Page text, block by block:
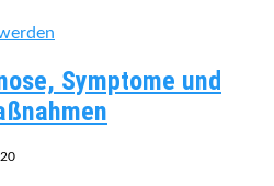
Symptome und